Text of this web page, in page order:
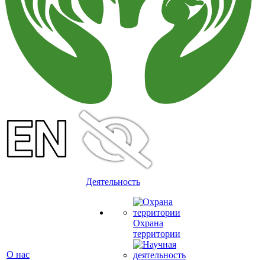
О нас
Деятельность
Охрана
территории